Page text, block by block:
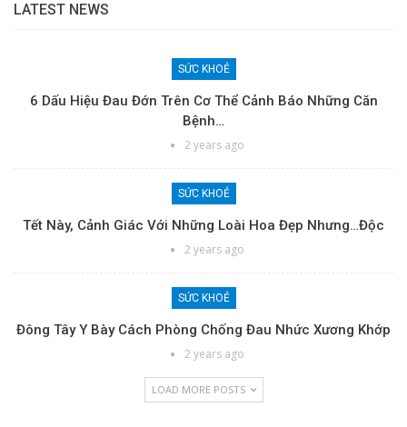
LATEST NEWS
SỨC KHOẺ
6 Dấu Hiệu Đau Đớn Trên Cơ Thể Cảnh Báo Những Căn
Bệnh…
2 years ago
SỨC KHOẺ
Tết Này, Cảnh Giác Với Những Loài Hoa Đẹp Nhưng…độc
2 years ago
SỨC KHOẺ
Đông Tây Y Bày Cách Phòng Chống Đau Nhức Xương Khớp
2 years ago
LOAD MORE POSTS